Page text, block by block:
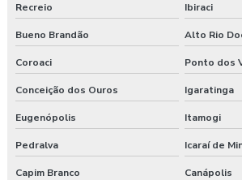
Recreio Ibiraci
Bueno Brandão Alto Rio
Coroaci Ponto dos
Conceição dos Ouros Igaratinga
Eugenópolis Itamogi
Pedralva Icaraí de
Capim Branco Canápolis